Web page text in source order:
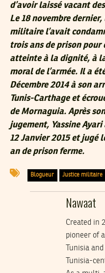
d’avoir laissé vacant
Le 18 novembre
militaire l’avait
trois ans de prison
atteinte à la dignité, à
moral de l’armée. Il a
Décembre 2014 à son
Tunis-Carthage et
de Mornaguia. Après
jugement, Yassine
12 Janvier 2015 et jugé
an de prison ferme.
Blogueur Justice militaire
Nawaat
Created in
pioneer of
Tunisia
Tunisia-